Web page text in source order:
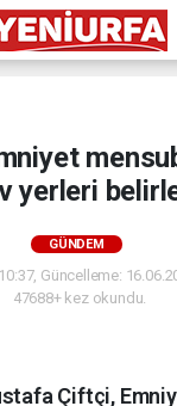
yerleri
GÜNDEM
Güncelleme:
47688+ kez okundu.
Çiftçi,